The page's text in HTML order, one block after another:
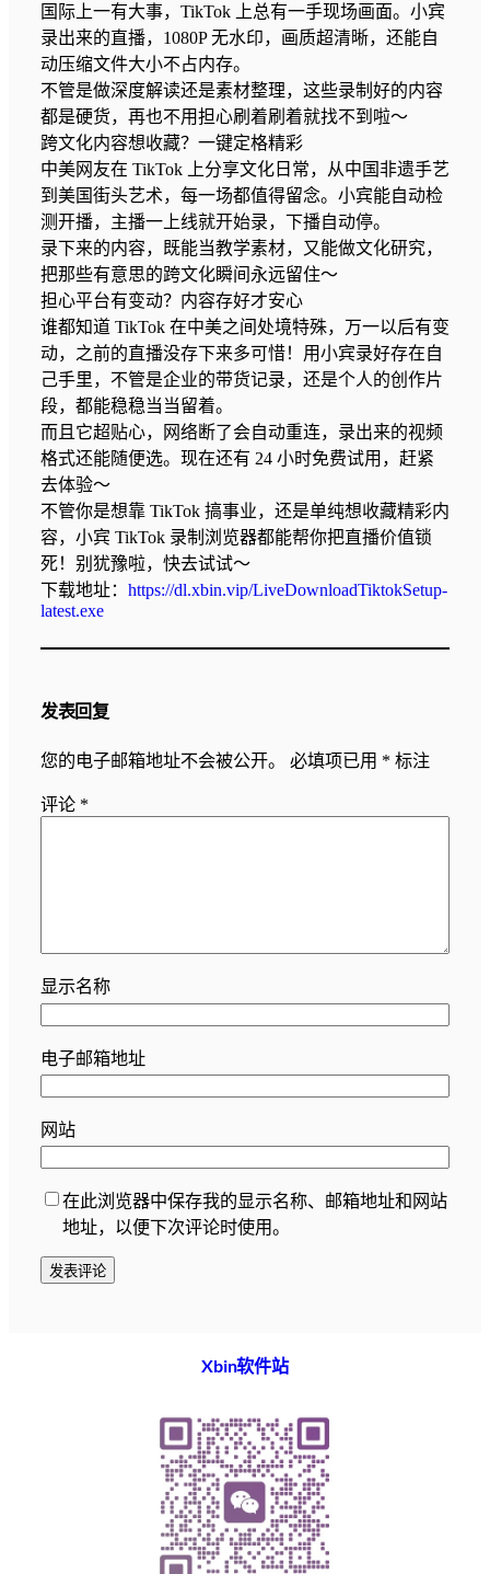
国际上一有大事，TikTok 上总有一手现场画面。小宾
录出来的直播，1080P 无水印，画质超清晰，还能自
动压缩文件大小不占内存。​
不管是做深度解读还是素材整理，这些录制好的内容
都是硬货，再也不用担心刷着刷着就找不到啦～​
跨文化内容想收藏？一键定格精彩​
中美网友在 TikTok 上分享文化日常，从中国非遗手艺
到美国街头艺术，每一场都值得留念。小宾能自动检
测开播，主播一上线就开始录，下播自动停。​
录下来的内容，既能当教学素材，又能做文化研究，
把那些有意思的跨文化瞬间永远留住～​
担心平台有变动？内容存好才安心​
谁都知道 TikTok 在中美之间处境特殊，万一以后有变
动，之前的直播没存下来多可惜！用小宾录好存在自
己手里，不管是企业的带货记录，还是个人的创作片
段，都能稳稳当当留着。​
而且它超贴心，网络断了会自动重连，录出来的视频
格式还能随便选。现在还有 24 小时免费试用，赶紧
去体验～​
不管你是想靠 TikTok 搞事业，还是单纯想收藏精彩内
容，小宾 TikTok 录制浏览器都能帮你把直播价值锁
死！别犹豫啦，快去试试～​
下载地址： https://dl.xbin.vip/LiveDownloadTiktokSetup-
latest.exe
发表回复
您的电子邮箱地址不会被公开。 必填项已用 * 标注
评论 *
显示名称
电子邮箱地址
网站
在此浏览器中保存我的显示名称、邮箱地址和网站
地址，以便下次评论时使用。
Xbin软件站